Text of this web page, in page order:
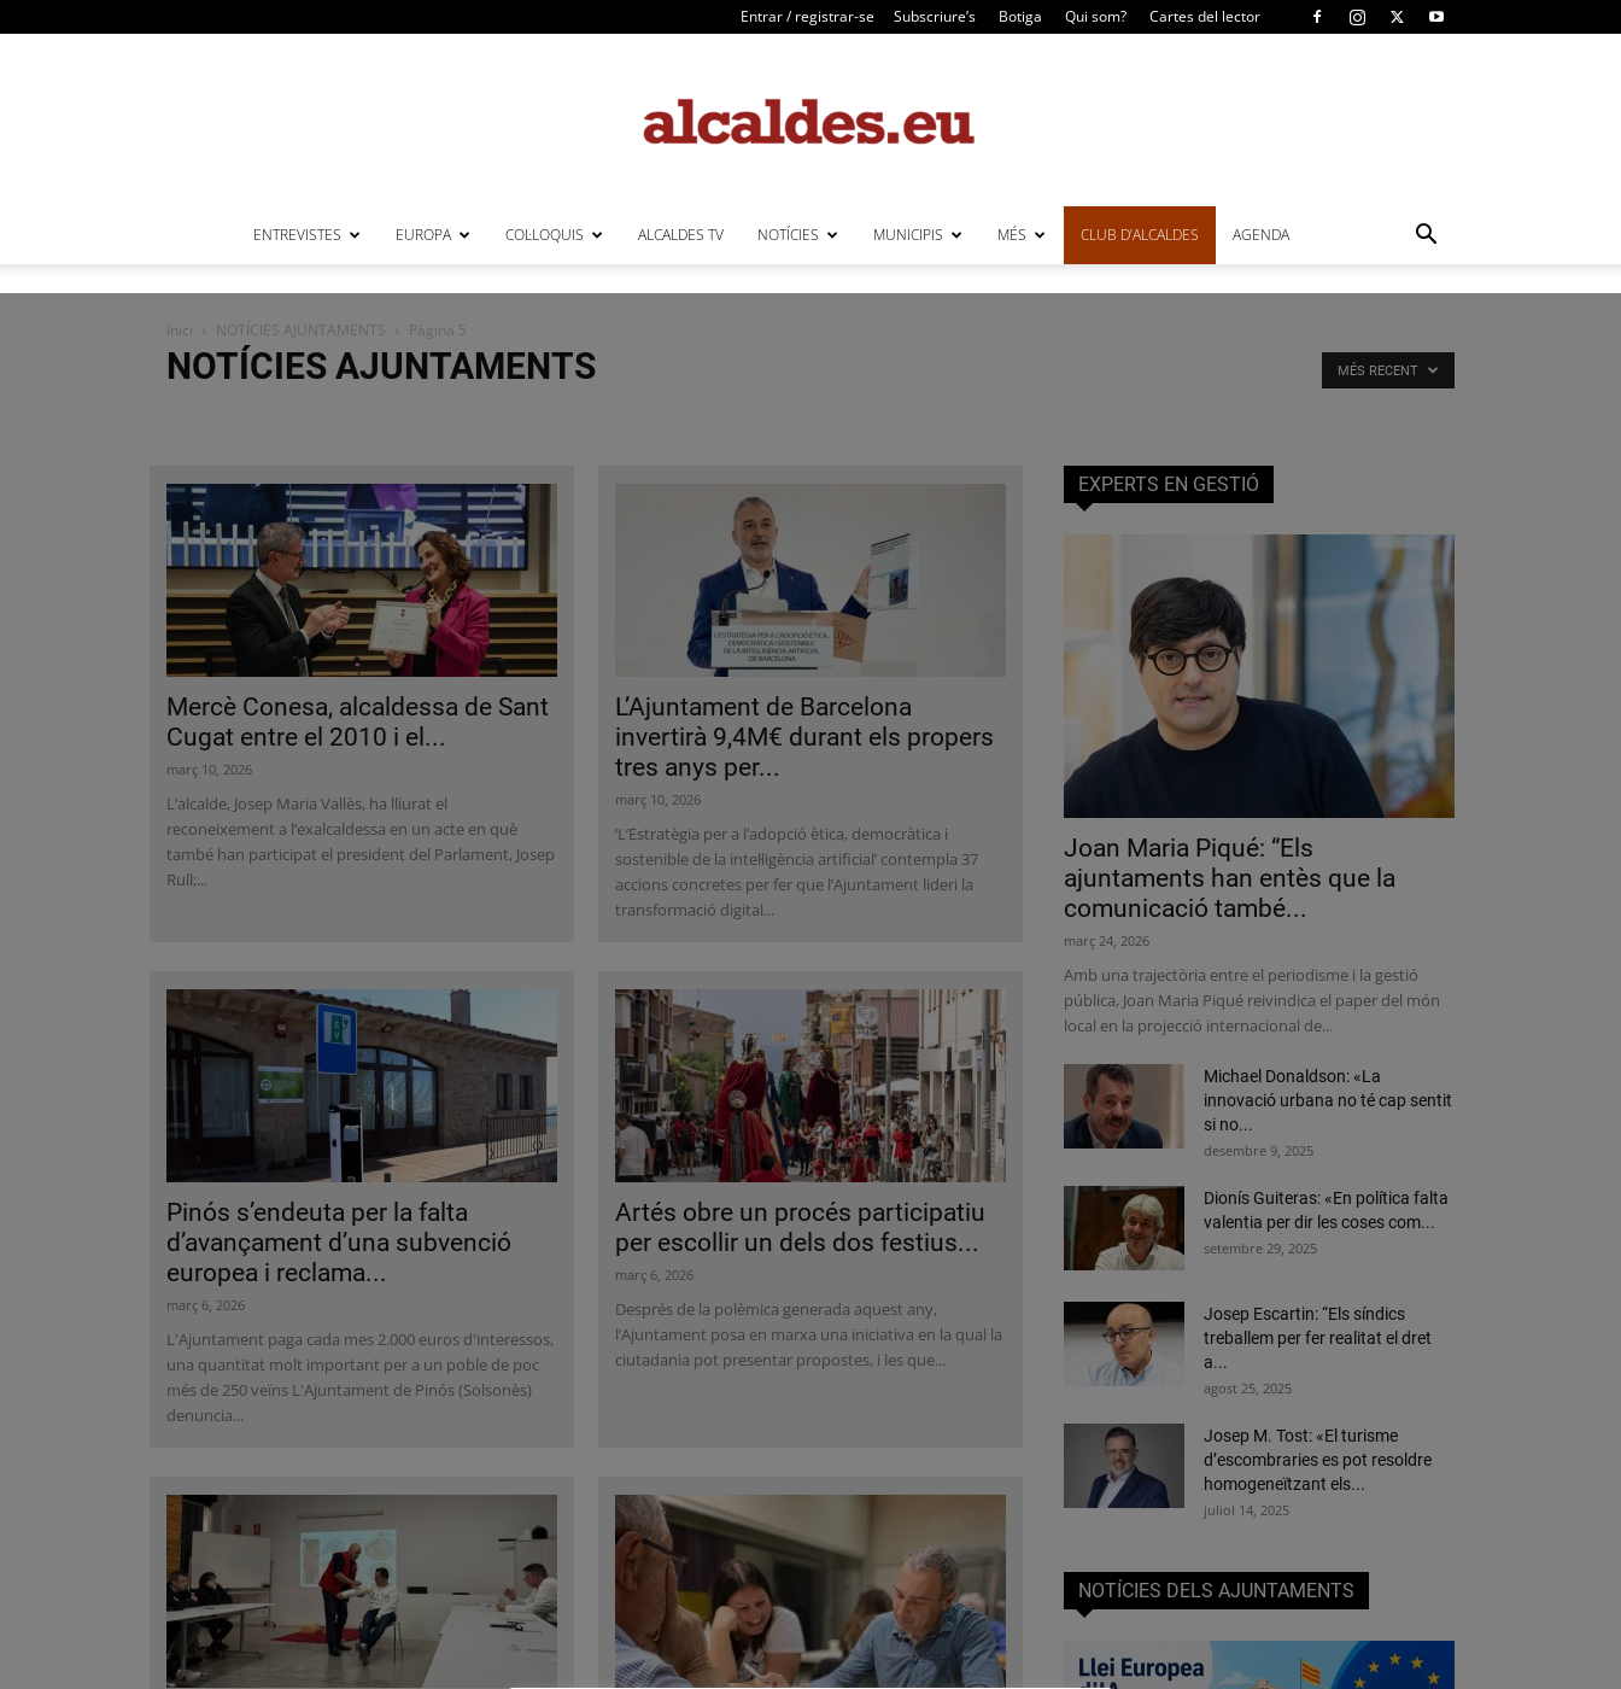
Entrar / registrar-se Subscriure’s Botiga Qui som? Cartes del lector
ENTREVISTES EUROPA COL·LOQUIS ALCALDES TV NOTÍCIES MUNICIPIS MÉS CLUB D’ALCALDES AGENDA
Inici NOTÍCIES AJUNTAMENTS Pàgina 5
NOTÍCIES AJUNTAMENTS MÉS RECENT
Mercè Conesa, alcaldessa de Sant
Cugat entre el 2010 i el...
març 10, 2026
L’alcalde, Josep Maria Vallès, ha lliurat el
reconeixement a l’exalcaldessa en un acte en què
també han participat el president del Parlament, Josep
Rull;...
L’Ajuntament de Barcelona
invertirà 9,4M€ durant els propers
tres anys per...
març 10, 2026
‘L’Estratègia per a l’adopció ètica, democràtica i
sostenible de la intel·ligència artificial’ contempla 37
accions concretes per fer que l’Ajuntament lideri la
transformació digital...
Pinós s’endeuta per la falta
d’avançament d’una subvenció
europea i reclama...
març 6, 2026
L'Ajuntament paga cada mes 2.000 euros d'interessos,
una quantitat molt important per a un poble de poc
més de 250 veïns L'Ajuntament de Pinós (Solsonès)
denuncia...
Artés obre un procés participatiu
per escollir un dels dos festius...
març 6, 2026
Després de la polèmica generada aquest any,
l’Ajuntament posa en marxa una iniciativa en la qual la
ciutadania pot presentar propostes, i les que...
EXPERTS EN GESTIÓ
Joan Maria Piqué: “Els
ajuntaments han entès que la
comunicació també...
març 24, 2026
Amb una trajectòria entre el periodisme i la gestió
pública, Joan Maria Piqué reivindica el paper del món
local en la projecció internacional de...
Michael Donaldson: «La
innovació urbana no té cap sentit
si no...
desembre 9, 2025
Dionís Guiteras: «En política falta
valentia per dir les coses com...
setembre 29, 2025
Josep Escartin: “Els síndics
treballem per fer realitat el dret
a...
agost 25, 2025
Josep M. Tost: «El turisme
d’escombraries es pot resoldre
homogeneïtzant els...
juliol 14, 2025
NOTÍCIES DELS AJUNTAMENTS